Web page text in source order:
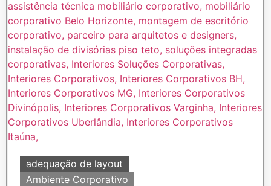
adequação de layout
Ambiente Corporativo